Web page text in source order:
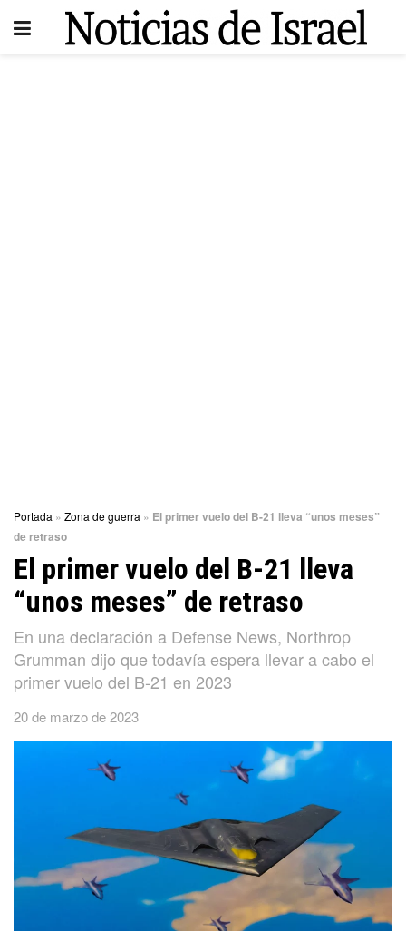
Portada » Zona de guerra » El primer vuelo del B-21 lleva “unos meses”
de retraso
El primer vuelo del B-21 lleva
“unos meses” de retraso
En una declaración a Defense News, Northrop
Grumman dijo que todavía espera llevar a cabo el
primer vuelo del B-21 en 2023
20 de marzo de 2023